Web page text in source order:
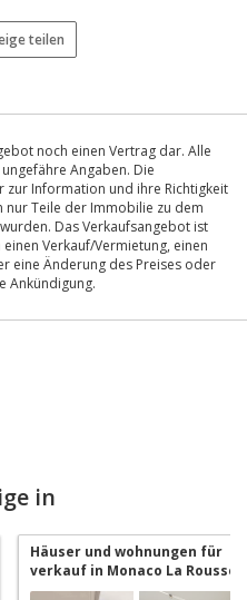
teilen
noch einen Vertrag dar. Alle
Angaben. Die
zur Information und ihre Richtigkeit
nur Teile der Immobilie zu dem
Das Verkaufsangebot ist
Verkauf/Vermietung, einen
eine Änderung des Preises oder
Ankündigung.
in
Häuser und wohnungen für
verkauf in Monaco La Rousse
- Saint Roman